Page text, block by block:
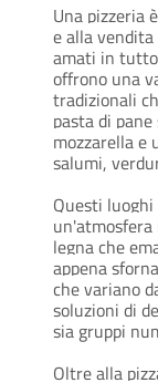
Una pizzeria
e alla
amati in
offrono una
tradizionali
pasta di
mozzarella e
salumi,
Questi
legna che
appena
che variano
soluzioni di
sia gruppi
Oltre alla